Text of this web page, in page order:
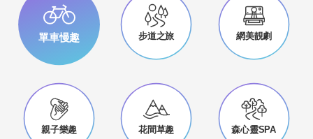
單車慢趣 步道之旅 網美靚劇
親子樂趣 花間草趣 森心靈SPA